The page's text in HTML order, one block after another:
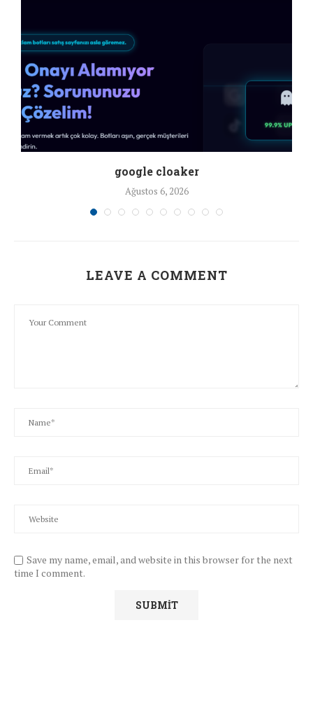
google cloaker
Ağustos 6, 2026
LEAVE A COMMENT
Save my name, email, and website in this browser for the next
time I comment.